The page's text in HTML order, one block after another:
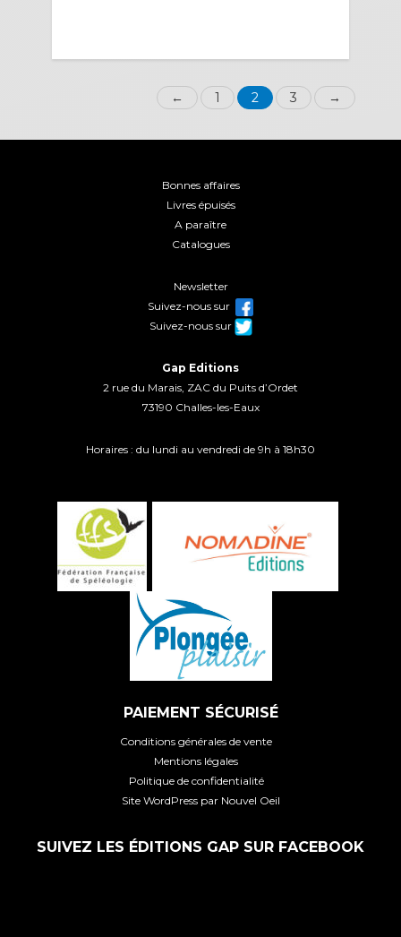
← 1 2 3 →
Bonnes affaires
Livres épuisés
A paraître
Catalogues
Newsletter
Suivez-nous sur
Suivez-nous sur
Gap Editions
2 rue du Marais, ZAC du Puits d’Ordet
73190 Challes-les-Eaux
Horaires : du lundi au vendredi de 9h à 18h30
PAIEMENT SÉCURISÉ
Conditions générales de vente
Mentions légales
Politique de confidentialité
Site WordPress par Nouvel Oeil
SUIVEZ LES ÉDITIONS GAP SUR FACEBOOK